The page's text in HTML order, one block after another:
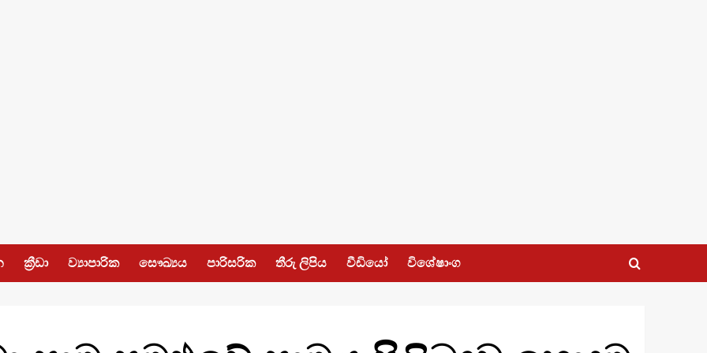
ක්‍රීඩා ව්‍යාපාරික සෞඛ්‍යය පාරිසරික තීරු ලිපිය වීඩියෝ විශේෂාංග